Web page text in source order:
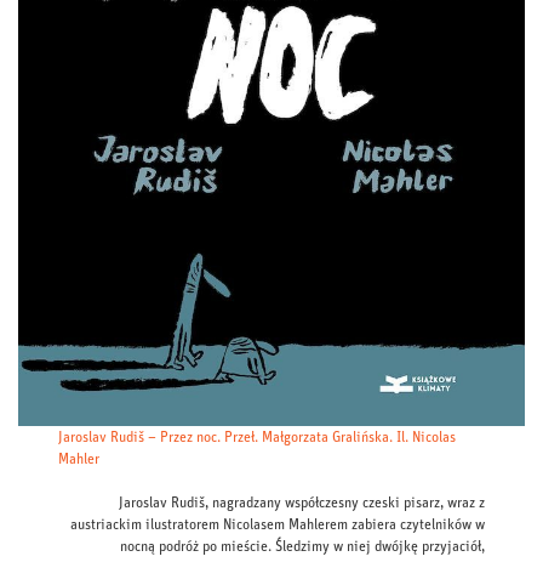
Jaroslav Rudiš – Przez noc. Przeł. Małgorzata Gralińska. Il. Nicolas
Mahler
Jaroslav Rudiš, nagradzany współczesny czeski pisarz, wraz z
austriackim ilustratorem Nicolasem Mahlerem zabiera czytelników w
nocną podróż po mieście. Śledzimy w niej dwójkę przyjaciół,